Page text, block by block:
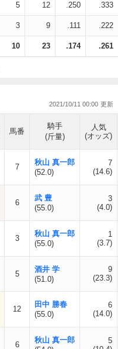
5 12 .250 .333
3 9 .111 .222
10 23 .174 .261
2021/10/11 00:00
馬番
騎手
(斤量)
人気
(オッズ)
7
秋山 真一郎
(52.0)
7
(14.6)
6
武 豊
(55.0)
3
(4.0)
3
秋山 真一郎
(55.0)
1
(3.7)
5
酒井 学
(51.0)
9
(23.3)
12
田中 勝春
(55.0)
6
(14.0)
6
秋山 真一郎
5